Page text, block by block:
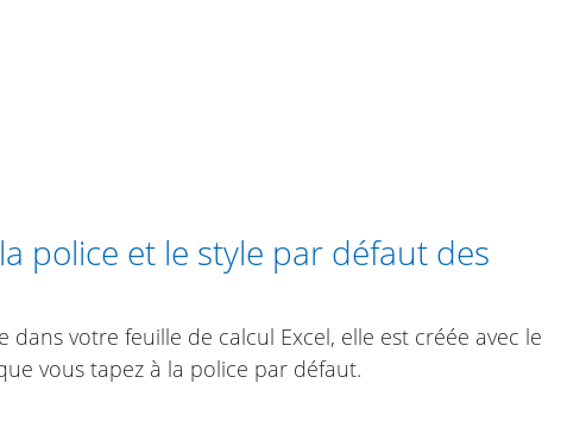
police et le style par défaut des
votre feuille de calcul Excel, elle est créée avec le
vous tapez à la police par défaut.